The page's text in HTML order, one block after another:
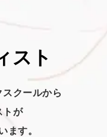
スト
クールから
トが
ます。